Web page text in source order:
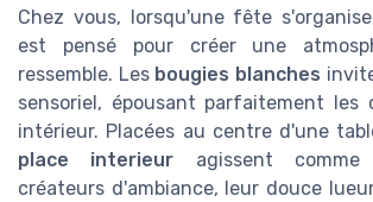
Chez vous, lorsqu'une fête
est pensé pour créer une
ressemble. Les bougies blanches
sensoriel, épousant parfaitement les
intérieur. Placées au centre d'une
place interieur agissent
créateurs d'ambiance, leur douce